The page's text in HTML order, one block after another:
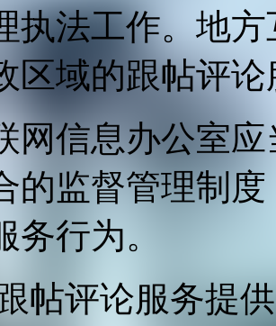
执法工作。地
区域的跟帖评
网信息办公室
的监督管理制
务行为。
帖评论服务提